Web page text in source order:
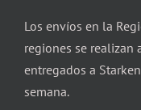
Los envíos en la
regiones se realizan
entregados a
semana.